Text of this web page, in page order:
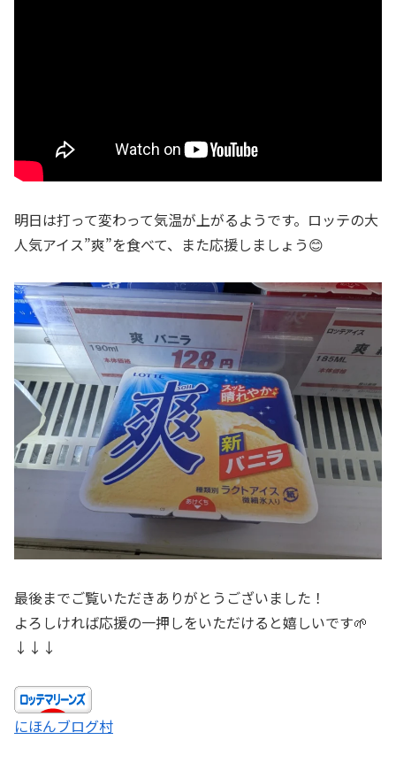
明日は打って変わって気温が上がるようです。ロッテの大
人気アイス”爽”を食べて、また応援しましょう😊
最後までご覧いただきありがとうございました！
よろしければ応援の一押しをいただけると嬉しいです🌱
↓↓↓
にほんブログ村